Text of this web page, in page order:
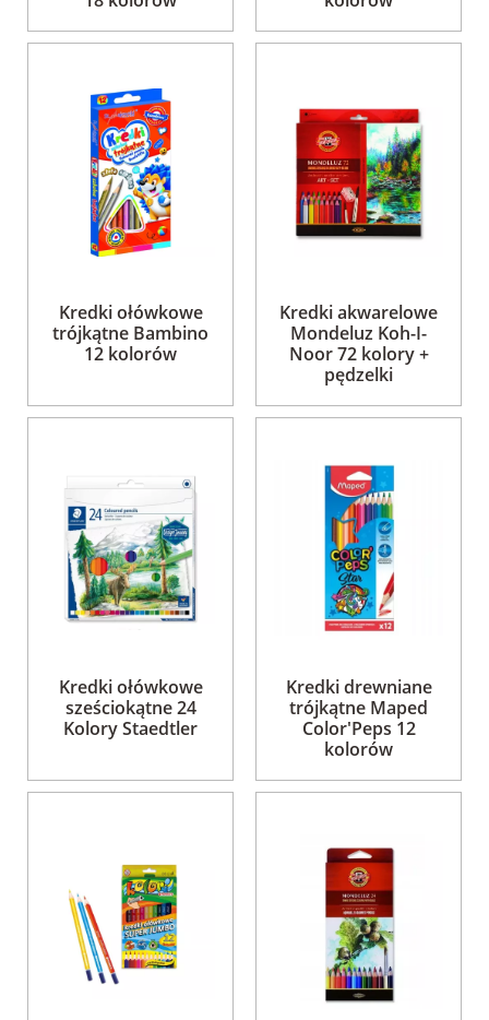
Kredki ołówkowe
trójkątne Bambino
12 kolorów
Kredki akwarelowe
Mondeluz Koh-I-
Noor 72 kolory +
pędzelki
Kredki ołówkowe
sześciokątne 24
Kolory Staedtler
Kredki drewniane
trójkątne Maped
Color'Peps 12
kolorów